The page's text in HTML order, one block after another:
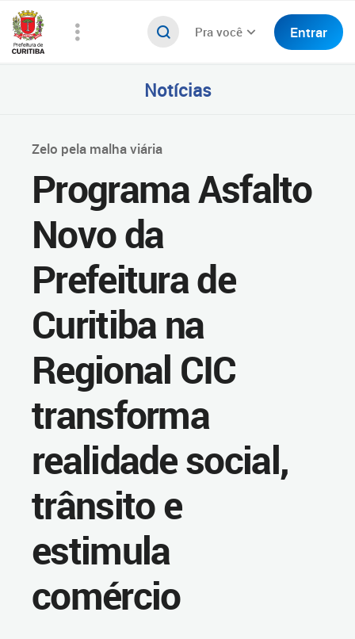
Pra você Entrar
Notícias
Zelo pela malha viária
Programa Asfalto
Novo da
Prefeitura de
Curitiba na
Regional CIC
transforma
realidade social,
trânsito e
estimula
comércio